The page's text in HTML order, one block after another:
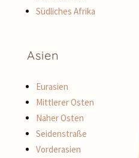
Südliches Afrika
Asien
Eurasien
Mittlerer Osten
Naher Osten
Seidenstraße
Vorderasien